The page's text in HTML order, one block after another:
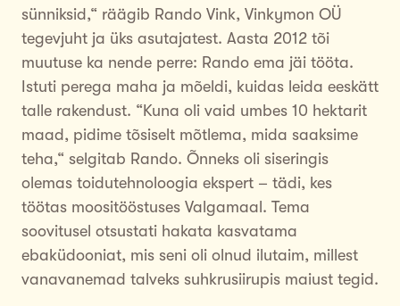
sünniksid,“ räägib Rando Vink, Vinkymon OÜ
tegevjuht ja üks asutajatest. Aasta 2012 tõi
muutuse ka nende perre: Rando ema jäi tööta.
Istuti perega maha ja mõeldi, kuidas leida eeskätt
talle rakendust. “Kuna oli vaid umbes 10 hektarit
maad, pidime tõsiselt mõtlema, mida saaksime
teha,“ selgitab Rando. Õnneks oli siseringis
olemas toidutehnoloogia ekspert – tädi, kes
töötas moositööstuses Valgamaal. Tema
soovitusel otsustati hakata kasvatama
ebaküdooniat, mis seni oli olnud ilutaim, millest
vanavanemad talveks suhkrusiirupis maiust tegid.